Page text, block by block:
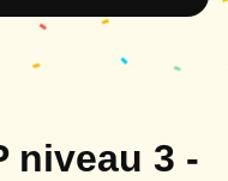
niveau 3 -